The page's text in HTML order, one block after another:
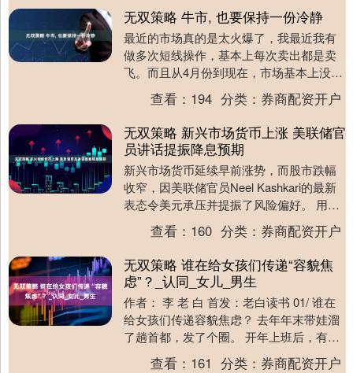
无双策略 牛市, 也要保持一份冷静
最近的市场真的是太火爆了，我最近我有
做多次短线操作，基本上每次卖出都是卖
飞。而且从4月份到现在，市场基本上没有
什么回调就一路上涨，我是好久都没有体
会到这样的牛市....
查看： 194 分类： 券商配资开户
无双策略 新兴市场货币上涨 美联储官
员讲话提振降息预期
新兴市场货币延续早前涨势，而股市跌幅
收窄，因美联储官员Neel Kashkari的最新
表态令美元承压并提振了风险偏好。 用于
衡量新兴市场货币的MSCI指数一度上....
查看： 160 分类： 券商配资开户
无双策略 谁在给女孩们传递“容貌焦
虑”？_认同_女儿_男生
作者： 李 老 白 首发：老白读书 01/ 谁在
给女孩们传递容貌焦虑？ 去年年末带娃溜
了趟首都，发了个圈。 开年上班后，有个
年长一些的女同事跟我聊这事说：“ 娃....
查看： 161 分类： 券商配资开户